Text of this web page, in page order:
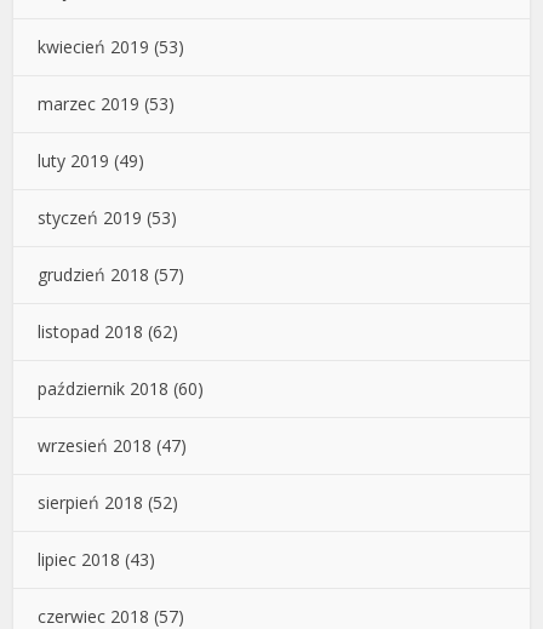
kwiecień 2019 (53)
marzec 2019 (53)
luty 2019 (49)
styczeń 2019 (53)
grudzień 2018 (57)
listopad 2018 (62)
październik 2018 (60)
wrzesień 2018 (47)
sierpień 2018 (52)
lipiec 2018 (43)
czerwiec 2018 (57)